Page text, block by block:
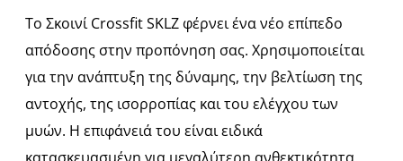
Το Σκοινί Crossfit SKLZ φέρνει ένα νέο επίπεδο
απόδοσης στην προπόνηση σας. Χρησιμοποιείται
για την ανάπτυξη της δύναμης, την βελτίωση της
αντοχής, της ισορροπίας και του ελέγχου των
μυών. Η επιφάνειά του είναι ειδικά
κατασκευασμένη για μεγαλύτερη ανθεκτικότητα.